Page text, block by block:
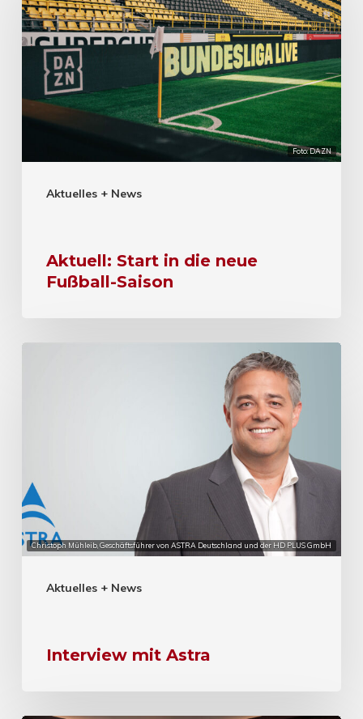
Foto: DAZN
Aktuelles + News
Aktuell: Start in die neue
Fußball-Saison
Christoph Mühleib, Geschäftsführer von ASTRA Deutschland und der HD PLUS GmbH
Aktuelles + News
Interview mit Astra